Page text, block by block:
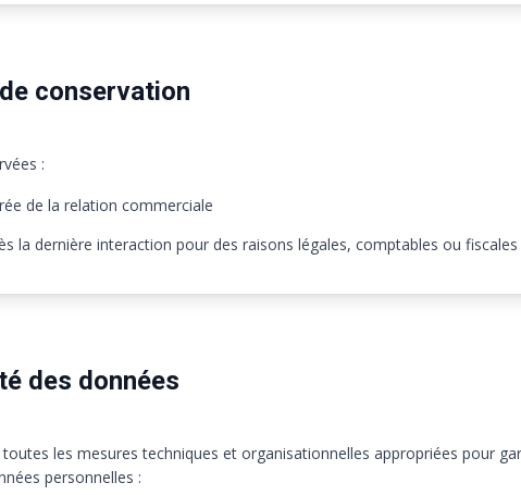
conservation
:
de la relation commerciale
la dernière interaction pour des raisons légales, comptables ou fiscales
des données
les mesures techniques et organisationnelles appropriées pour
personnelles :